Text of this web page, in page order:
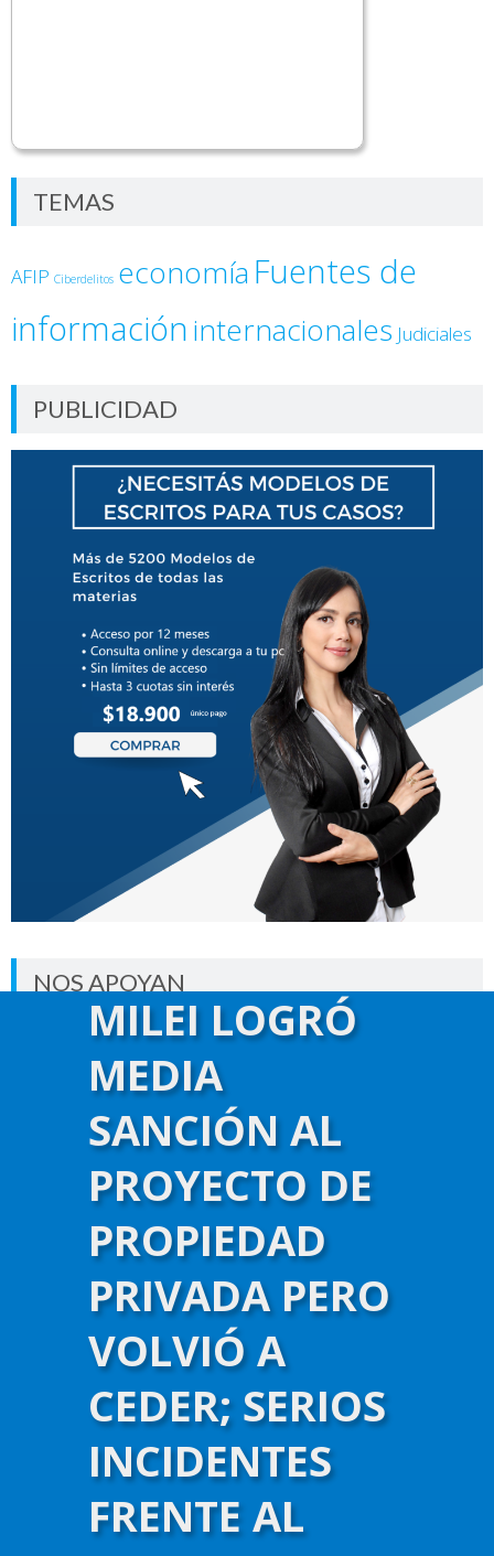
TEMAS
AFIP Ciberdelitos economía Fuentes de
informacióninternacionales Judiciales
PUBLICIDAD
NOS APOYAN
MILEI LOGRÓ
MEDIA
SANCIÓN AL
PROYECTO DE
PROPIEDAD
PRIVADA PERO
VOLVIÓ A
CEDER; SERIOS
INCIDENTES
FRENTE AL